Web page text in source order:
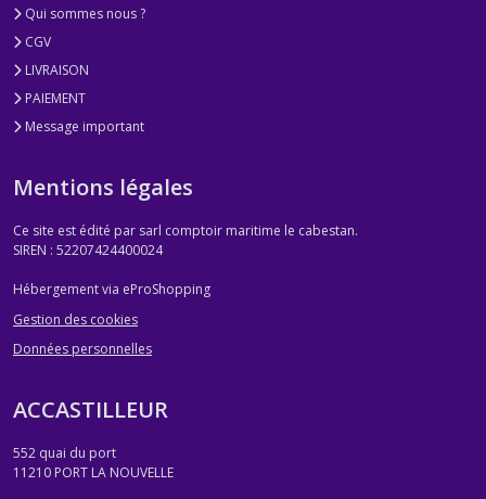
Qui sommes nous ?
CGV
LIVRAISON
PAIEMENT
Message important
Mentions légales
Ce site est édité par sarl comptoir maritime le cabestan.
SIREN : 52207424400024
Hébergement via eProShopping
Gestion des cookies
Données personnelles
ACCASTILLEUR
552 quai du port
11210 PORT LA NOUVELLE